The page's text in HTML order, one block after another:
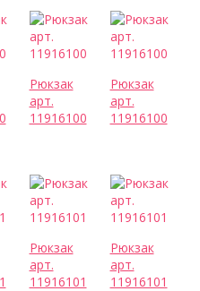
Рюкзак
арт.
11916100
Рюкзак
арт.
11916100
Рюкзак
арт.
11916101
Рюкзак
арт.
11916101